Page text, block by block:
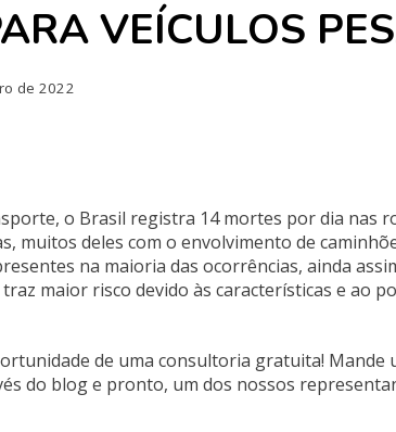
VEÍCULOS
de 2022
o Brasil registra 14 mortes por dia nas
muitos deles com o envolvimento de
na maioria das ocorrências, ainda
maior risco devido às características e ao
de uma consultoria gratuita! Mande
do blog e pronto, um dos nossos